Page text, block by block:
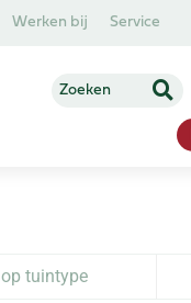
Werken bij Service
tuintype